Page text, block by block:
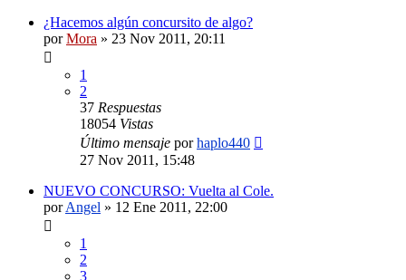
¿Hacemos algún concursito de algo?
porMora » 23 Nov 2011, 20:11
1
2
37 Respuestas
18054 Vistas
Último mensaje porhaplo440
27 Nov 2011, 15:48
NUEVO CONCURSO: Vuelta al Cole.
porAngel » 12 Ene 2011, 22:00
1
2
3